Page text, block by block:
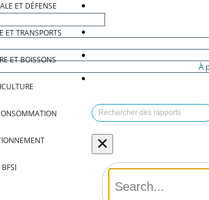
ET DÉFENSE
ET TRANSPORTS
ET BOISSONS
BFSI
À
×